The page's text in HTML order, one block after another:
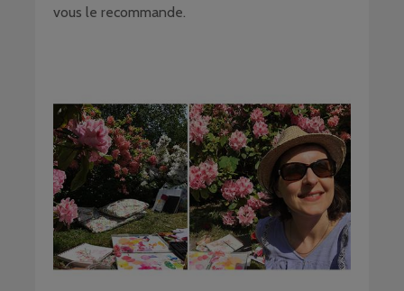
vous le recommande.